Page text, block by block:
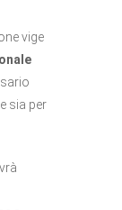
vige
sia per